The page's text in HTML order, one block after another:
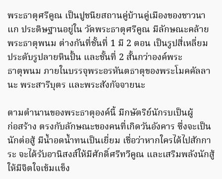
พระธาตุศรีคูณ เป็นปูชนียสถานคู่บ้านคู่เมืองของชาวนา
แก ประดิษฐานอยู่ใน วัดพระธาตุศรีคูณ มีลักษณะคล้าย
พระธาตุพนม ต่างกันที่ชั้นที่ 1 มี 2 ตอน เป็นรูปสี่เหลี่ยม
ประดับรูปลายหินปั้น และชั้นที่ 2 สั้นกว่าองค์พระ
ธาตุพนม ภายในบรรจุพระอรหันตธาตุของพระโมคคัลลา
นะ พระสารีบุตร และพระสังกัจจายนะ
ตามตำนานของพระธาตุองค์นี้ มีกษัตริย์นักรบเป็นผู้
ก่อสร้าง ตรงกับลักษณะของคนที่เกิดวันอังคาร ซึ่งจะเป็น
นักต่อสู้ มีน้ำอดน้ำทนเป็นเยี่ยม เชื่อว่าหากใครได้ไปสักกา
ระ จะได้รับอานิสงส์ให้มีศักดิ์ศรีทวีคูณ และเสริมพลังนักสู้
ให้มีจิตใจเข้มแข็ง